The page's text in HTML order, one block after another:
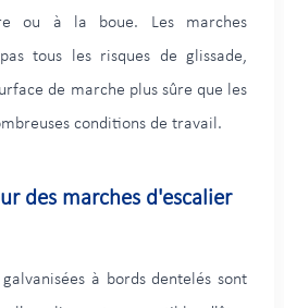
ou à la boue. Les marches
tous les risques de glissade,
de marche plus sûre que les
conditions de travail.
des marches d'escalier
à bords dentelés sont